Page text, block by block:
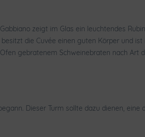
zeigt im Glas ein leuchtendes
die Cuvée einen guten Körper und
gebratenem Schweinebraten nach Art
Dieser Turm sollte dazu dienen,